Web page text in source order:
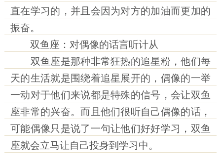
直在学习的，并且会因为对方的加油而更加的
振奋。
双鱼座：对偶像的话言听计从
双鱼座是那种非常狂热的追星粉，他们每
天的生活就是围绕着追星展开的，偶像的一举
一动对于他们来说都是特殊的信号，会让双鱼
座非常的兴奋。而且他们很听自己偶像的话，
可能偶像只是说了一句让他们好好学习，双鱼
座就会立马让自己投身到学习中。